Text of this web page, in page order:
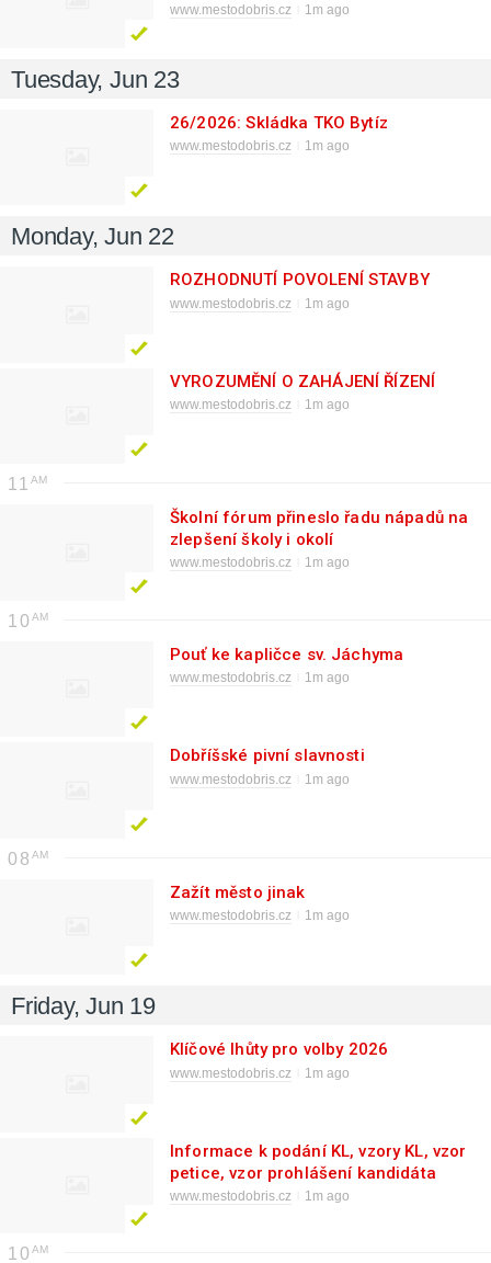
www.mestodobris.cz 1m ago
Tuesday, Jun 23
26/2026: Skládka TKO Bytíz
www.mestodobris.cz 1m ago
Monday, Jun 22
ROZHODNUTÍ POVOLENÍ STAVBY
www.mestodobris.cz 1m ago
VYROZUMĚNÍ O ZAHÁJENÍ ŘÍZENÍ
www.mestodobris.cz 1m ago
11
Školní fórum přineslo řadu nápadů na
zlepšení školy i okolí
www.mestodobris.cz 1m ago
10
Pouť ke kapličce sv. Jáchyma
www.mestodobris.cz 1m ago
Dobříšské pivní slavnosti
www.mestodobris.cz 1m ago
08
Zažít město jinak
www.mestodobris.cz 1m ago
Friday, Jun 19
Klíčové lhůty pro volby 2026
www.mestodobris.cz 1m ago
Informace k podání KL, vzory KL, vzor
petice, vzor prohlášení kandidáta
www.mestodobris.cz 1m ago
10